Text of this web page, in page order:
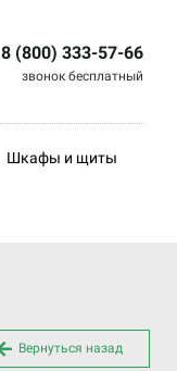
8 (800) 333-57-66
звонок бесплатный
Шкафы и щиты
Вернуться назад